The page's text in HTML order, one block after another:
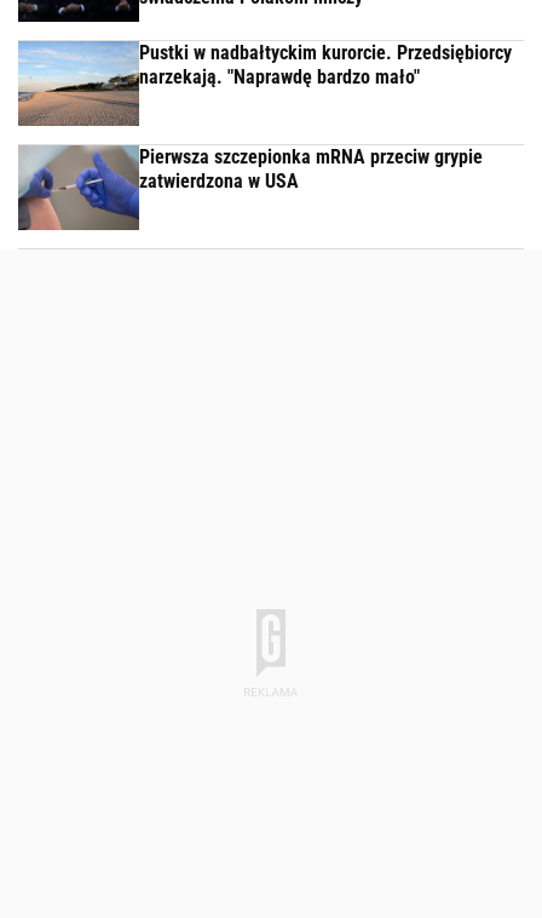
Pustki w nadbałtyckim kurorcie. Przedsiębiorcy
narzekają. "Naprawdę bardzo mało"
Pierwsza szczepionka mRNA przeciw grypie
zatwierdzona w USA